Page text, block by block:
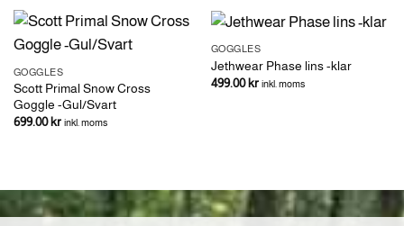
GOGGLES
Scott Primal Snow Cross
Goggle -Gul/Svart
699.00kr inkl. moms
GOGGLES
Jethwear Phase lins -klar
499.00kr inkl. moms